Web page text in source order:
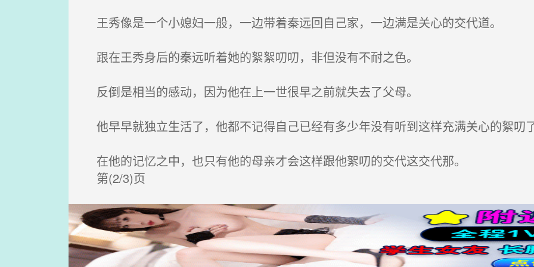
王秀像是一个小媳妇一般，一边带着秦远回自己家，一边满是关心的交代道。
跟在王秀身后的秦远听着她的絮絮叨叨，非但没有不耐之色。
反倒是相当的感动，因为他在上一世很早之前就失去了父母。
他早早就独立生活了，他都不记得自己已经有多少年没有听到这样充满关心的絮叨
在他的记忆之中，也只有他的母亲才会这样跟他絮叨的交代这交代那。
第(2/3)页